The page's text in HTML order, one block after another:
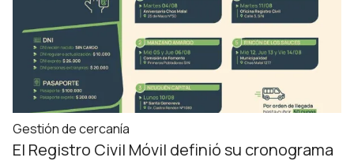
Gestión de cercanía
El Registro Civil Móvil definió su cronograma